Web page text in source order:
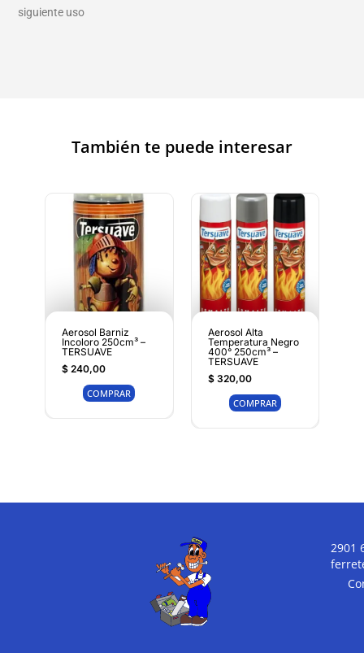
siguiente uso
También te puede interesar
Aerosol Barniz
Incoloro 250cm³ –
TERSUAVE
$240,00
COMPRAR
Aerosol Alta
Temperatura Negro
400° 250cm³ –
TERSUAVE
$320,00
COMPRAR
2901